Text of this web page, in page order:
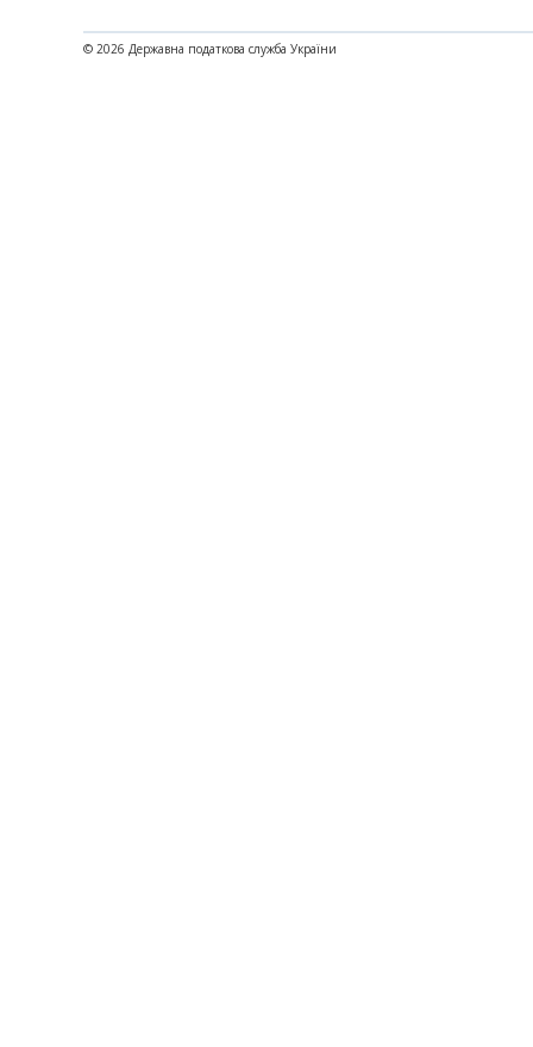
© 2026 Державна податкова служба України